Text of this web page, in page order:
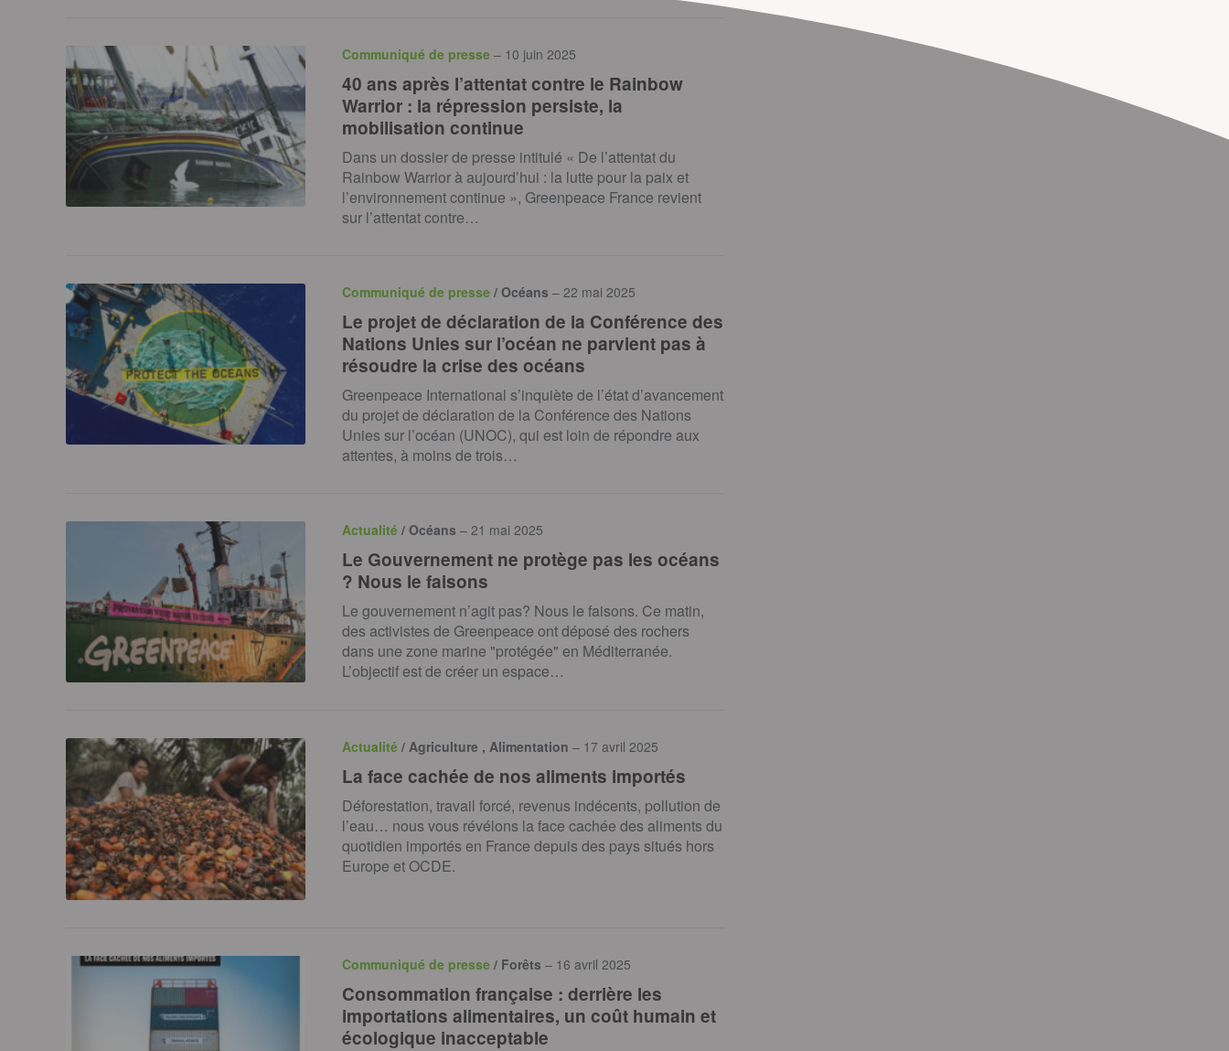
Communiqué de presse – 10 juin 2025
40 ans après l’attentat contre le Rainbow
Warrior : la répression persiste, la
mobilisation continue
Dans un dossier de presse intitulé « De l’attentat du
Rainbow Warrior à aujourd’hui : la lutte pour la paix et
l’environnement continue », Greenpeace France revient
sur l’attentat contre…
Communiqué de presse / Océans – 22 mai 2025
Le projet de déclaration de la Conférence des
Nations Unies sur l’océan ne parvient pas à
résoudre la crise des océans
Greenpeace International s’inquiète de l’état d’avancement
du projet de déclaration de la Conférence des Nations
Unies sur l’océan (UNOC), qui est loin de répondre aux
attentes, à moins de trois…
Actualité / Océans – 21 mai 2025
Le Gouvernement ne protège pas les océans
? Nous le faisons
Le gouvernement n’agit pas? Nous le faisons. Ce matin,
des activistes de Greenpeace ont déposé des rochers
dans une zone marine "protégée" en Méditerranée.
L’objectif est de créer un espace…
Actualité / Agriculture , Alimentation – 17 avril 2025
La face cachée de nos aliments importés
Déforestation, travail forcé, revenus indécents, pollution de
l’eau… nous vous révélons la face cachée des aliments du
quotidien importés en France depuis des pays situés hors
Europe et OCDE.
Communiqué de presse / Forêts – 16 avril 2025
Consommation française : derrière les
importations alimentaires, un coût humain et
écologique inacceptable